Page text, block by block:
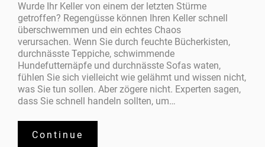
Wurde Ihr Keller von einem der letzten Stürme
getroffen? Regengüsse können Ihren Keller schnell
überschwemmen und ein echtes Chaos
verursachen. Wenn Sie durch feuchte Bücherkisten,
durchnässte Teppiche, schwimmende
Hundefutternäpfe und durchnässte Sofas waten,
fühlen Sie sich vielleicht wie gelähmt und wissen nicht,
was Sie tun sollen. Aber zögere nicht. Experten sagen,
dass Sie schnell handeln sollten, um…
Continue